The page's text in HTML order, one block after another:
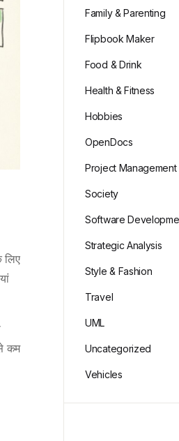
लिए
कम
Family & Parenting
Flipbook Maker
Food & Drink
Health & Fitness
Hobbies
OpenDocs
Project Management
Society
Software
Strategic Analysis
Style & Fashion
Travel
UML
Uncategorized
Vehicles